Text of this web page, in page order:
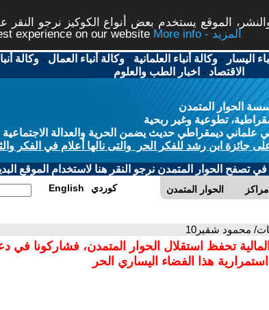
الموقع يستخدم بعض أنواع الكوكيز نرجو
experience on our website
More info - المزيد
اليسار -وكالة أنباء العلمانية -وكالة أنباء العمال -وكالة
الاقتصاد - اخبار الطب والعلوم
الحوار المتمدن
تطوعية وغير ربحية
ديمقراطي حديث يضمن الحرية والعدالة الاجتماعية
جائزة ابن رشد للفكر الحر والتى نالها أعلام في الفكر
تصفح الحوار المتمدن نرجو النقر هنا لاستخدام الموقع
الحوار المتمدن مراكز English كوردي
محمود شقير10
تحفظ استقلال الحوار المتمدن، فشاركونا في
استمرارية هذا الفضاء اليساري الحر